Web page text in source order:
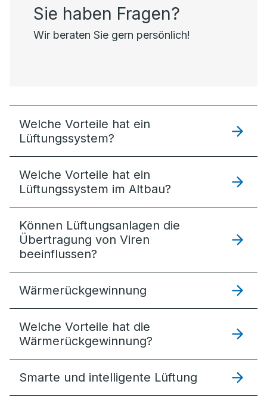
Sie haben Fragen?
Wir beraten Sie gern persönlich!
Welche Vorteile hat ein
Lüftungssystem?
Welche Vorteile hat ein
Lüftungssystem im Altbau?
Können Lüftungsanlagen die
Übertragung von Viren
beeinflussen?
Wärmerückgewinnung
Welche Vorteile hat die
Wärmerückgewinnung?
Smarte und intelligente Lüftung